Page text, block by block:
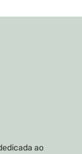
ao